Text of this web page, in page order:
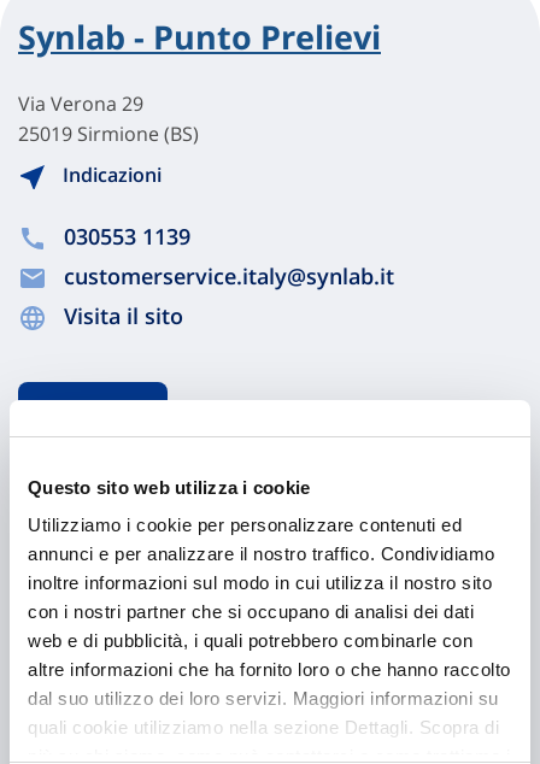
Questo sito web utilizza i cookie
Utilizziamo i cookie per personalizzare contenuti ed
annunci e per analizzare il nostro traffico. Condividiamo
inoltre informazioni sul modo in cui utilizza il nostro sito
con i nostri partner che si occupano di analisi dei dati
web e di pubblicità, i quali potrebbero combinarle con
altre informazioni che ha fornito loro o che hanno raccolto
dal suo utilizzo dei loro servizi. Maggiori informazioni su
quali cookie utilizziamo nella sezione Dettagli. Scopra di
Synlab - Punto Prelievi
Via Verona 29
25019 Sirmione (BS)
Indicazioni
030553 1139
customerservice.italy@synlab.it
Visita il sito
Hai bisogno di
informazioni?